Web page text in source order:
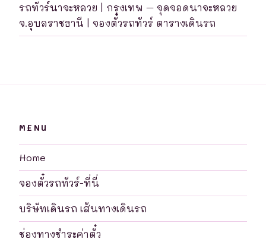
รถทัวร์นาจะหลวย | กรุงเทพ – จุดจอดนาจะหลวย
จ.อุบลราชธานี | จองตั๋วรถทัวร์ ตารางเดินรถ
MENU
Home
จองตั๋วรถทัวร์-ที่นี่
บริษัทเดินรถ เส้นทางเดินรถ
ช่องทางชำระค่าตั๋ว